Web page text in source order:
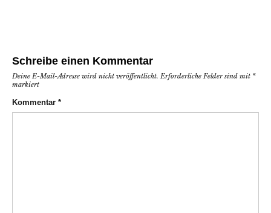
Schreibe einen Kommentar
Deine E-Mail-Adresse wird nicht veröffentlicht. Erforderliche Felder sind mit *
markiert
Kommentar *